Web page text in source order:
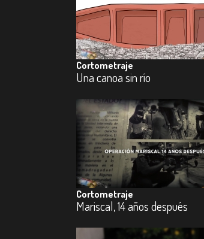
Cortometraje
Una canoa sin río
Cortometraje
Mariscal, 14 años después